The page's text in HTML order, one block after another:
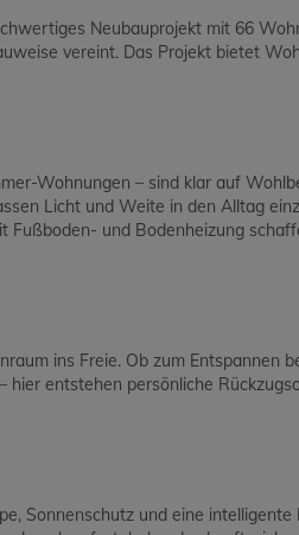
Neubauprojekt mit 66
vereint. Das Projekt bietet
Wohnungen – sind klar auf
Licht und Weite in den Alltag
Fußboden- und Bodenheizung
ins Freie. Ob zum Entspannen
hier entstehen persönliche
Sonnenschutz und eine intelligente